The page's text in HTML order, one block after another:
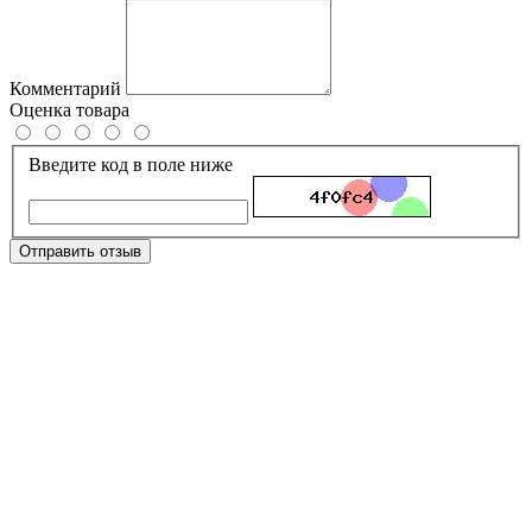
Комментарий
Оценка товара
Введите код в поле ниже
Отправить отзыв